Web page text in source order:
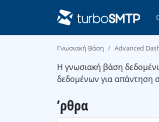
Γνωσιακή Βάση Advanced
Η γνωσιακή βάση
δεδομένων για απάντηση
’ρθρα